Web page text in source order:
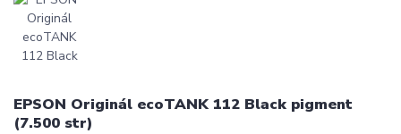
EPSON Originál ecoTANK 112 Black pigment
(7.500 str)